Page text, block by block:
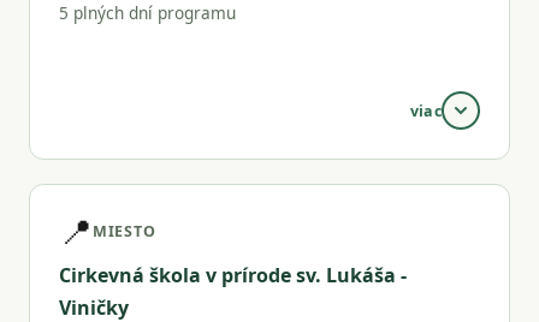
5 plných dní programu
viac
📍 MIESTO
Cirkevná škola v prírode sv. Lukáša -
Viničky